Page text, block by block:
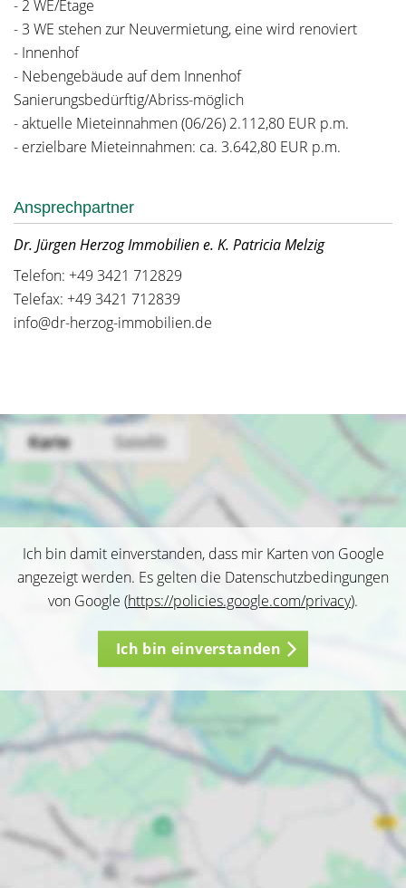
- 2 WE/Etage
- 3 WE stehen zur Neuvermietung, eine wird renoviert
- Innenhof
- Nebengebäude auf dem Innenhof
Sanierungsbedürftig/Abriss-möglich
- aktuelle Mieteinnahmen (06/26) 2.112,80 EUR p.m.
- erzielbare Mieteinnahmen: ca. 3.642,80 EUR p.m.
Ansprechpartner
Dr. Jürgen Herzog Immobilien e. K. Patricia Melzig
Telefon: +49 3421 712829
Telefax: +49 3421 712839
info@dr-herzog-immobilien.de
Ich bin damit einverstanden, dass mir Karten von Google
angezeigt werden. Es gelten die Datenschutzbedingungen
von Google (https://policies.google.com/privacy).
Ich bin einverstanden